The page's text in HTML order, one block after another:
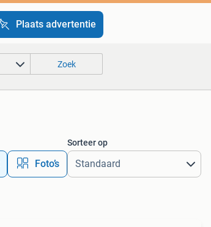
Plaats advertentie
Zoek
Foto’s
Sorteer op